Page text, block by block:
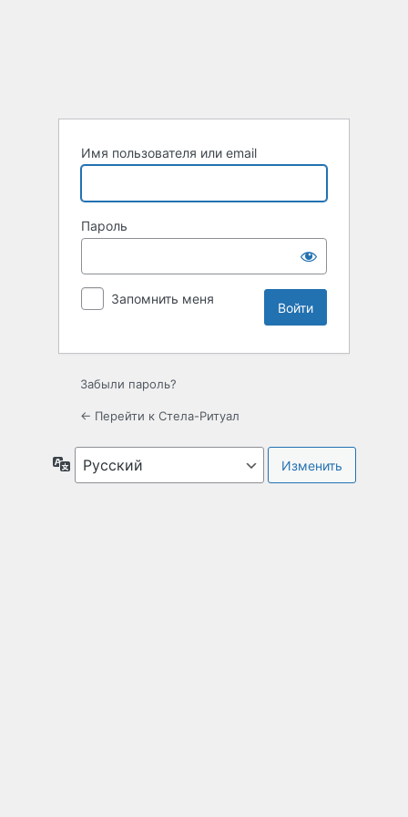
Имя пользователя или email
Пароль
Запомнить меня
Забыли пароль?
← Перейти к Стела-Ритуал
Язык